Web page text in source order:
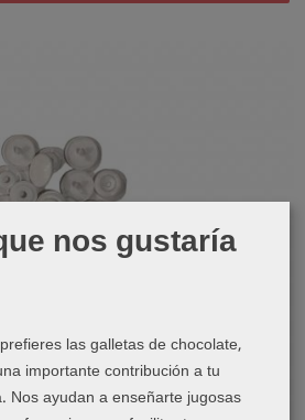
nos gustaría
las galletas de chocolate,
importante contribución a tu
Nos ayudan a enseñarte jugosas